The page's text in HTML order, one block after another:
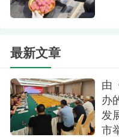
端午粽
温情守护暖人心
最新文章
由
办
发
市